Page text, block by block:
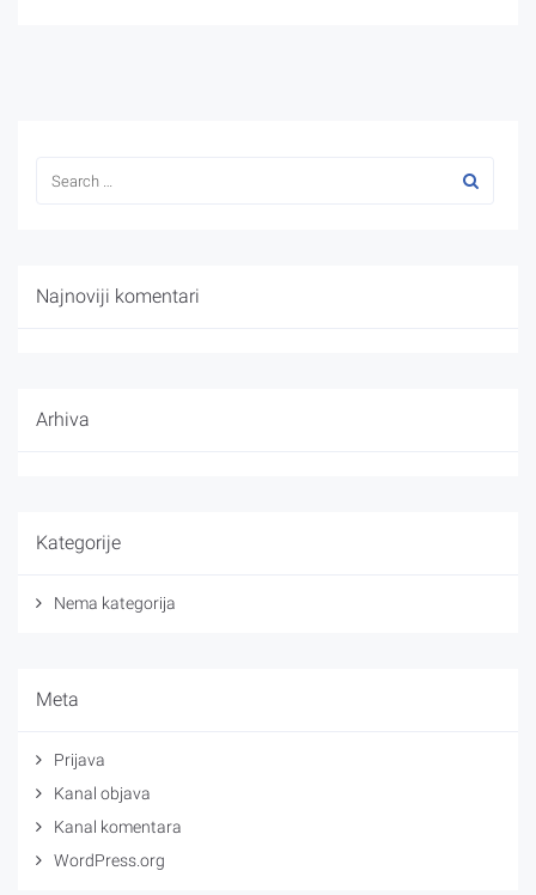
Najnoviji komentari
Arhiva
Kategorije
Nema kategorija
Meta
Prijava
Kanal objava
Kanal komentara
WordPress.org